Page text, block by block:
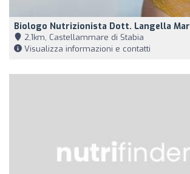
Biologo Nutrizionista Dott. Langella
2,1km, Castellammare di Stabia
Visualizza informazioni e contatti